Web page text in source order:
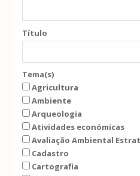
Título
Tema(s)
Agricultura
Ambiente
Arqueologia
Atividades económicas
Avaliação Ambiental
Cadastro
Cartografia